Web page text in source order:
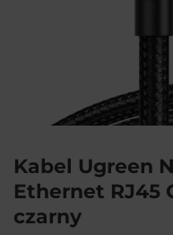
Kabel Ugreen
Ethernet RJ45
czarny